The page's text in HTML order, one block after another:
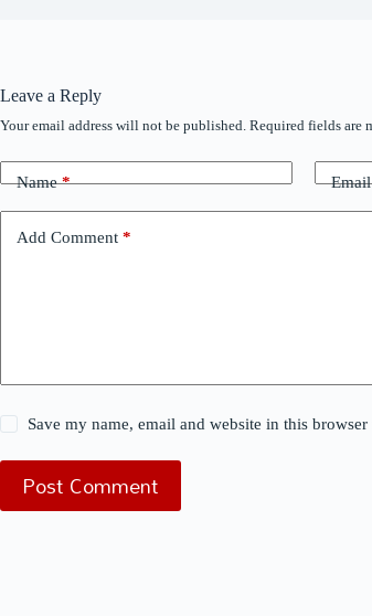
Leave a Reply
Your email address will not be published. Required fields are
Name* Email
Add Comment *
Save my name, email and website in this
Post Comment